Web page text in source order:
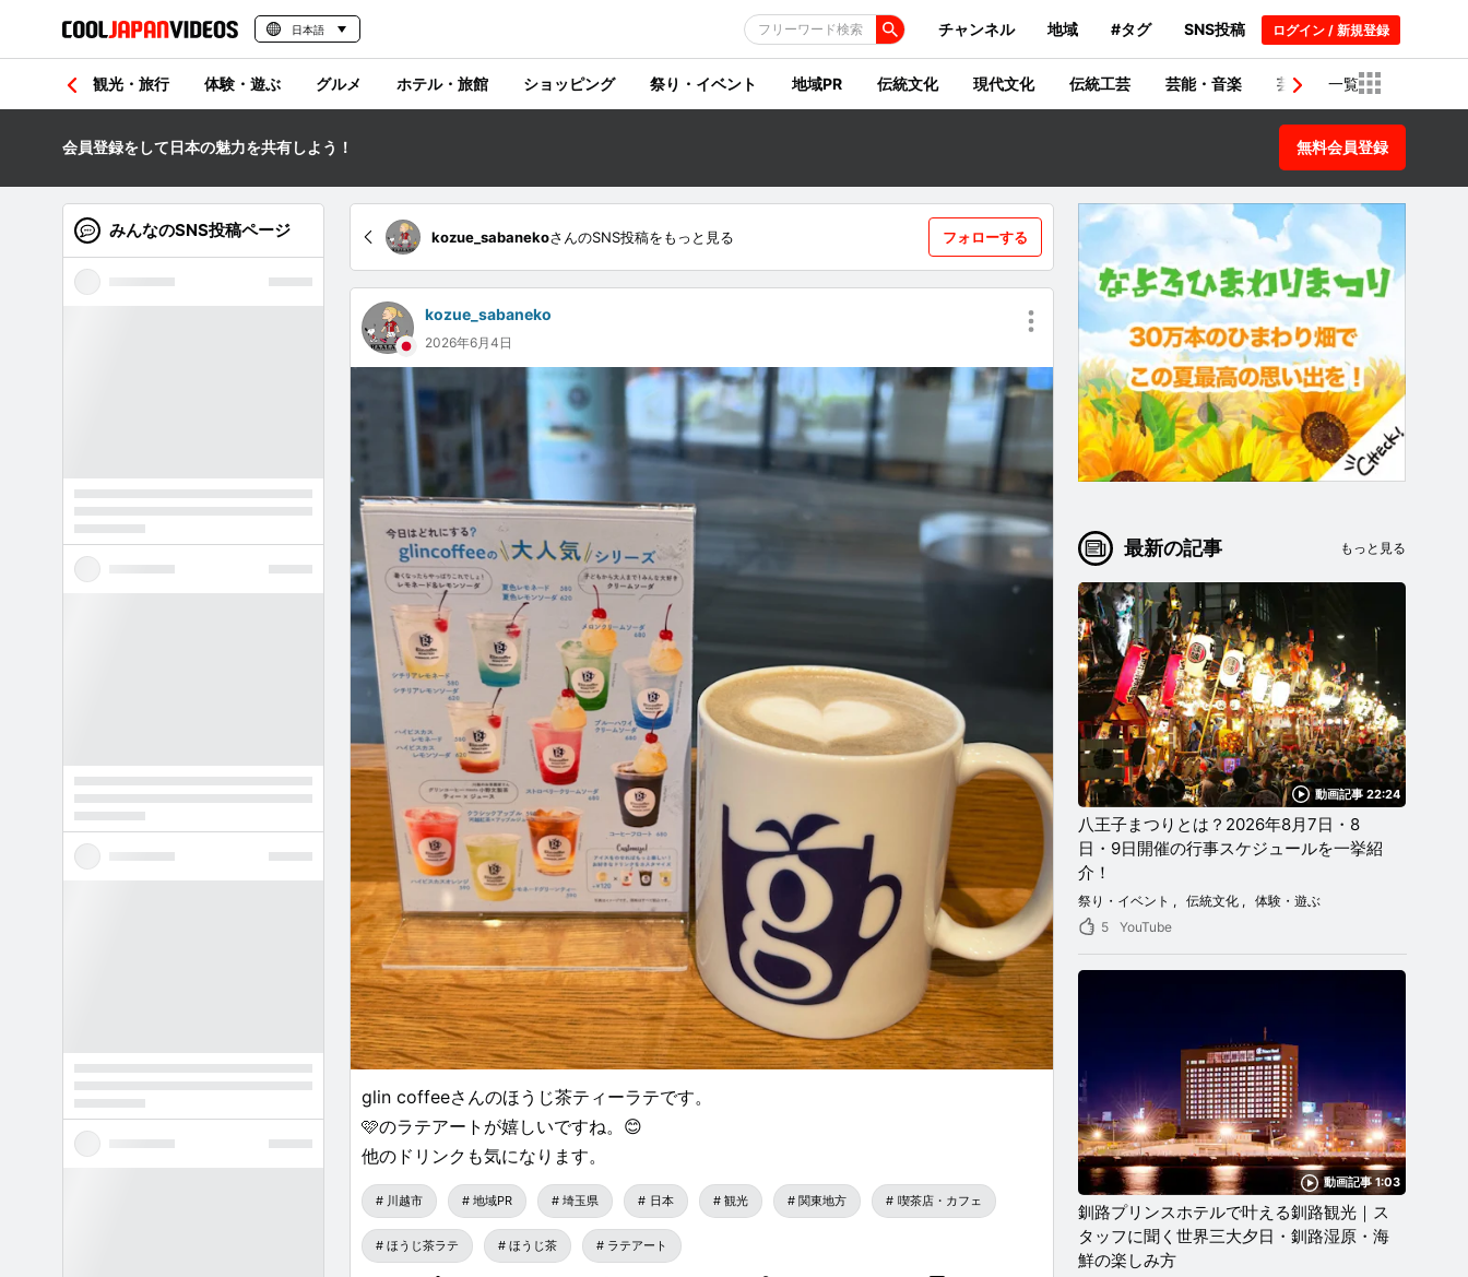
日本語 フリーワード検索 チャンネル 地域 #タグ SNS投稿 ログイン / 新規登録
観光・旅行 体験・遊ぶ グルメ ホテル・旅館 ショッピング 祭り・イベント 地域PR 伝統文化 現代文化 伝統工芸 芸能・音楽 芸術・建築物
一覧
会員登録をして日本の魅力を共有しよう！ 無料会員登録
kozue_sabanekoさんのSNS投稿をもっと見る フォローする
kozue_sabaneko
2026年6月4日
glin coffeeさんのほうじ茶ティーラテです。
🩷のラテアートが嬉しいですね。😊
他のドリンクも気になります。
川越市 地域PR 埼玉県 日本 観光 関東地方 喫茶店・カフェ
ほうじ茶ラテ ほうじ茶 ラテアート
みんなのSNS投稿ページ
最新の記事 もっと見る
動画記事 22:24
八王子まつりとは？2026年8月7日・8
日・9日開催の行事スケジュールを一挙紹
介！
祭り・イベント 伝統文化
体験・遊ぶ
5
YouTube
動画記事 1:03
釧路プリンスホテルで叶える釧路観光｜ス
タッフに聞く世界三大夕日・釧路湿原・海
鮮の楽しみ方